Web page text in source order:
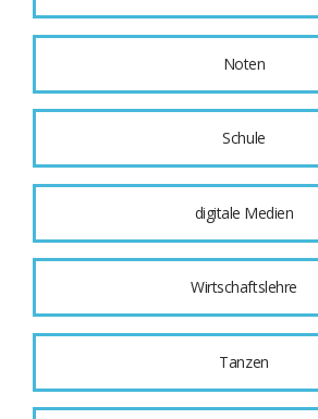
Noten
Schule
digitale Medien
Wirtschaftslehre
Tanzen